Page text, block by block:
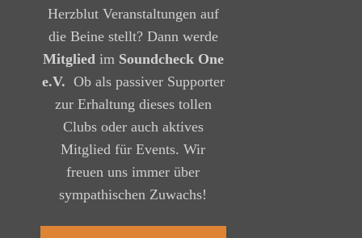
Herzblut Veranstaltungen auf
die Beine stellt? Dann werde
Mitgliedim Soundcheck One
e.V. Ob als passiver Supporter
zur Erhaltung dieses tollen
Clubs oder auch aktives
Mitglied für Events. Wir
freuen uns immer über
sympathischen Zuwachs!